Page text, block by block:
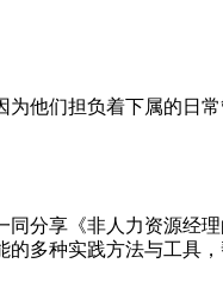
他们担负着下属的
分享《非人力资源经
多种实践方法与工具